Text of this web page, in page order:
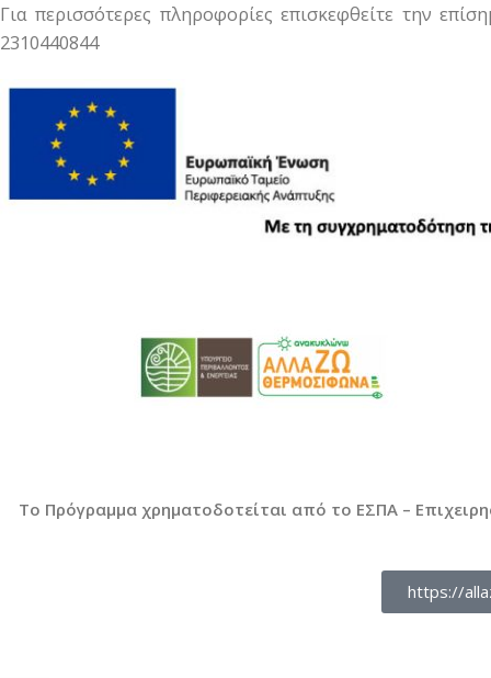
Για περισσότερες πληροφορίες επισκεφθείτε την
2310440844
Το Πρόγραμμα χρηματοδοτείται από το ΕΣΠΑ –
https://